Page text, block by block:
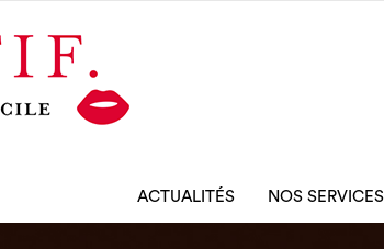
ACTUALITÉS NOS SERVICES